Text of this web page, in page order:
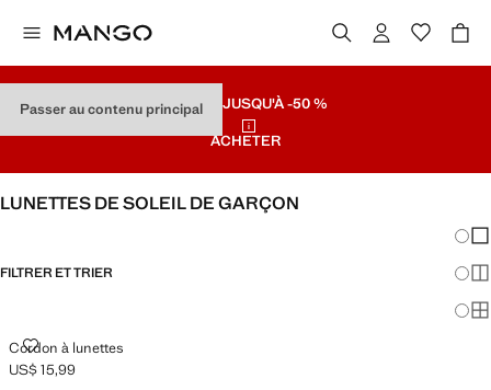
Passer au contenu principal
SOLDES JUSQU'À -50 %
ACHETER
LUNETTES DE SOLEIL DE GARÇON
FILTRER ET TRIER
Cordon à lunettes
CORDON À LUNETTES
Prix actuel [US$ 15,99 ]
US$ 15,99